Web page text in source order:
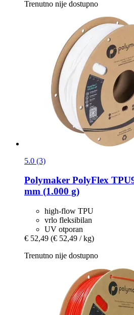
Trenutno nije dostupno
5.0 (3)
Polymaker PolyFlex
mm (1.000 g)
high-flow TPU
vrlo fleksibilan
UV otporan
€ 52,49 (€ 52,49 / kg)
Trenutno nije dostupno